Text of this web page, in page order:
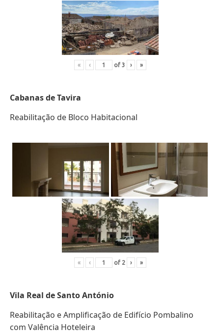
« ‹ of 3 › »
Cabanas de Tavira
Reabilitação de Bloco Habitacional
« ‹ of 2 › »
Vila Real de Santo António
Reabilitação e Amplificação de Edifício Pombalino
com Valência Hoteleira